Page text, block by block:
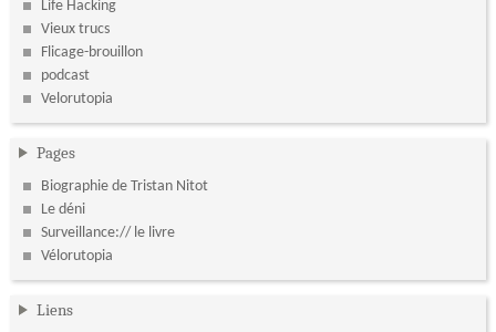
Life Hacking
Vieux trucs
Flicage-brouillon
podcast
Velorutopia
Pages
Biographie de Tristan Nitot
Le déni
Surveillance:// le livre
Vélorutopia
Liens